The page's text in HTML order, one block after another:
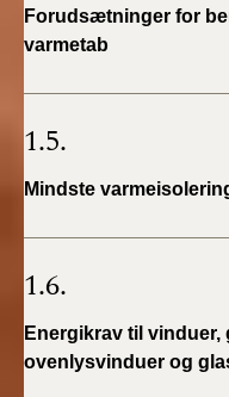
BR15 (2015-2018)
Forudsætninger for
varmetab
1.5.
Mindste
1.6.
Energikrav til
ovenlysvinduer og